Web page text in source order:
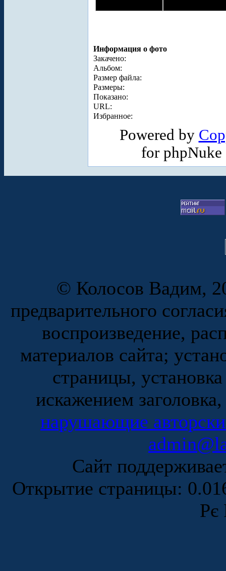
Информация о фото
Закачено:
Альбом:
Размер файла:
Размеры:
Показано:
URL:
Избранное:
Powered by
for
© Колосов Вадим,
предварительного
воспроизведение,
материалов сайта;
страницы,
искажением
нарушающие
Сайт
Открытие страницы:
Рє